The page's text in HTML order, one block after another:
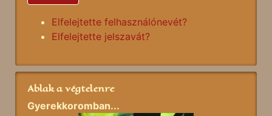
Elfelejtette felhasználónevét?
Elfelejtette jelszavát?
Ablak a végtelenre
Gyerekkoromban...